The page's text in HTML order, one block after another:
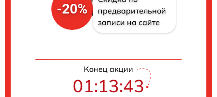
-20%
предварительной
записи на сайте
Конец акции
01:13:42